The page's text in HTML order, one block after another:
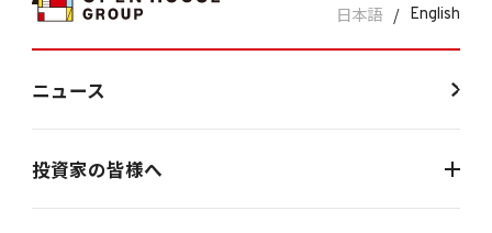
日本語 / English
投資家の皆様へ
ニュース